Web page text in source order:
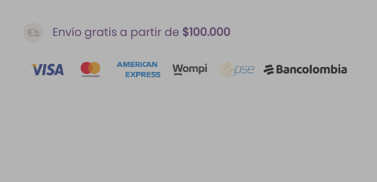
Envío gratis a partir de $100.000